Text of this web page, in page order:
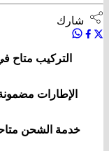
شارك
التركيب متاح
الإطارات
خدمة الشحن